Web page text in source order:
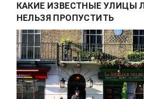
КАКИЕ ИЗВЕСТНЫЕ УЛИЦЫ
НЕЛЬЗЯ ПРОПУСТИТЬ